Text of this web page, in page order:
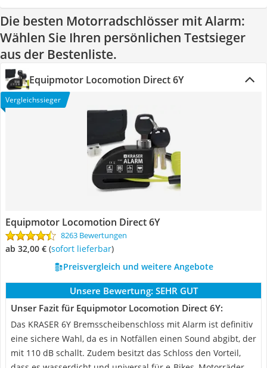
Die besten Motorradschlösser mit Alarm:
Wählen Sie Ihren persönlichen Testsieger
aus der Bestenliste.
Equipmotor Locomotion Direct 6Y
Vergleichssieger
Equipmotor Locomotion Direct 6Y
8263 Bewertungen
ab 32,00 € ( Sofort lieferbar)
Preisvergleich und weitere Angebote
Unsere Bewertung: SEHR GUT
Unser Fazit für Equipmotor Locomotion Direct 6Y:
Das KRASER 6Y Bremsscheibenschloss mit Alarm ist definitiv
eine sichere Wahl, da es in Notfällen einen Sound abgibt, der
mit 110 dB schallt. Zudem besitzt das Schloss den Vorteil,